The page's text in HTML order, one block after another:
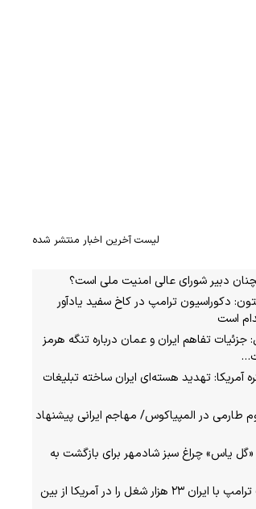
لیست آخرین اخبار منتشر شده
دبیر شورای ‌عالی امنیت ملی است؟
دکوراسیون ترامپ در کاخ سفید یادآور
است
تفاهم ایران و عمان درباره تنگه هرمز
آمریکا: تهدید هسته‌ای ایران ساخته تبلیغات
طارمی در المپیاکوس/ مهاجم ایرانی پیشنهاد
«گل یاس» چراغ سبز شادمهر برای بازگشت به
شومر: جنگ ترامپ با ایران ۲۳ هزار شغل را در آمریکا از بین